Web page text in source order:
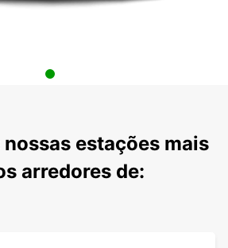
estações mais
arredores de: